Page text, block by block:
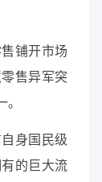
铺开市场
售异军突
身国民级
的巨大流